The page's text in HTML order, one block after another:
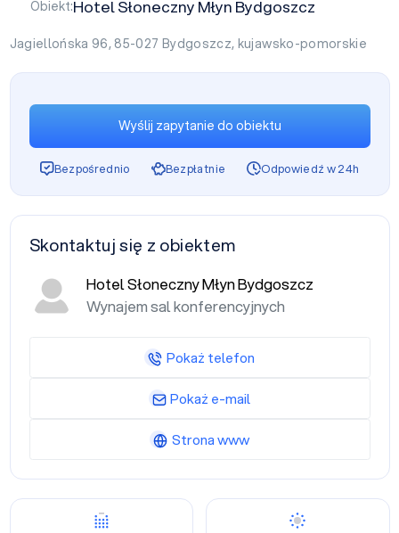
Obiekt:Hotel Słoneczny Młyn Bydgoszcz
Jagiellońska 96, 85-027 Bydgoszcz, kujawsko-pomorskie
Wyślij zapytanie do obiektu
Bezpośrednio Bezpłatnie Odpowiedź w 24h
Skontaktuj się z obiektem
Hotel Słoneczny Młyn Bydgoszcz
Wynajem sal konferencyjnych
Pokaż telefon
Pokaż e-mail
Strona www